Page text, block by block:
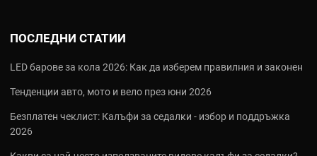
Aero Crash Protectors:Емблематичните тапи за двигател с
абсорбират енергията и се плъзгат плавно при контакт с
Engine Case Covers:Удароустойчиви капаци за двигател,
изработени от 4 мм полипропилен, които са одобрени за
употреба в официални състезания (AMA & BSB) заради
ПОСЛЕДНИ СТАТИИ
LED барове за кола 2026: Как да изберем правилния и законен
Тенденции авто, мото и вело през юни 2026
Безплатен чеклист: Калъфи за седалки - избор и поддръжка
2026